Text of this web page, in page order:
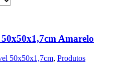
Amarelo
50x50x1,7cm, Produtos